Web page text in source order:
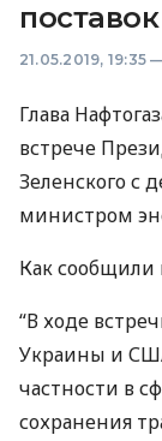
21.05.2019, 19:35
Глава
встрече
Зеленского с
министром
Как сообщили
“В ходе
Украины и
частности в
сохранения